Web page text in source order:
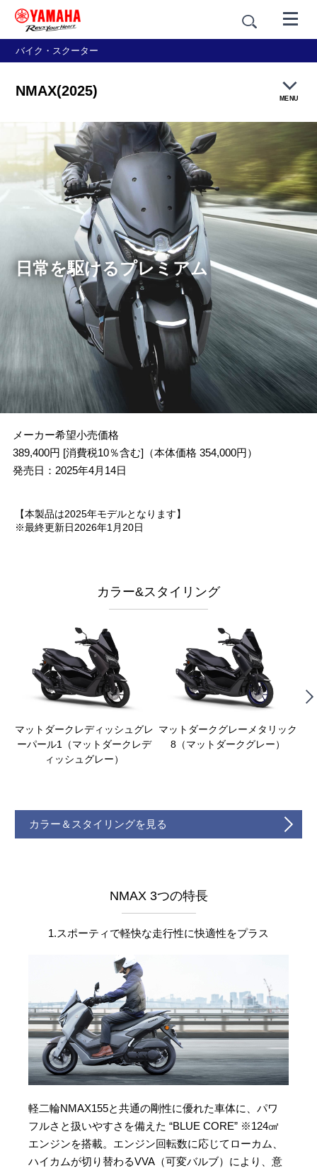
バイク・スクーター
NMAX(2025) MENU
製品TOP
機能・装備
カラー＆デザイン
価格・仕様
アクセサリー
日常を駆けるプレミアム
メーカー希望小売価格
389,400円 [消費税10％含む]（本体価格 354,000円）
発売日：2025年4月14日
【本製品は2025年モデルとなります】
※最終更新日2026年1月20日
カラー&スタイリング
マットダークレディッシュグレ
ーパール1（マットダークレデ
ィッシュグレー）
マットダークグレーメタリック
8（マットダークグレー）
カラー＆スタイリングを見る
NMAX 3つの特長
1.スポーティで軽快な走行性に快適性をプラス
軽二輪NMAX155と共通の剛性に優れた車体に、パワ
フルさと扱いやすさを備えた “BLUE CORE” ※124㎤
エンジンを搭載。エンジン回転数に応じてローカム、
ハイカムが切り替わるVVA（可変バルブ）により、意